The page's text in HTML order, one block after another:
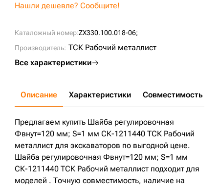
Каталожный номер:ZX330.100.018-06;
Производитель: ТСК Рабочий металлист
Все характеристики
Нашли дешевле? Сообщите!
Описание Характеристики Совместимость
Предлагаем купить Шайба регулировочная
Фвнут=120 мм; S=1 мм СК-1211440 ТСК Рабочий
металлист для экскаваторов по выгодной цене.
Шайба регулировочная Фвнут=120 мм; S=1 мм
СК-1211440 ТСК Рабочий металлист подходит для
моделей . Точную совместимость, наличие на